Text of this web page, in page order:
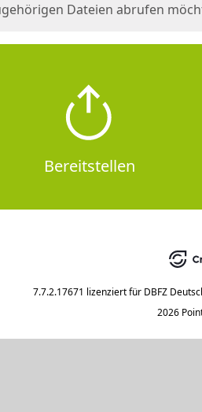
Dateien abrufen
Bereitstellen
7.7.2.17671 lizenziert für DBFZ
2026